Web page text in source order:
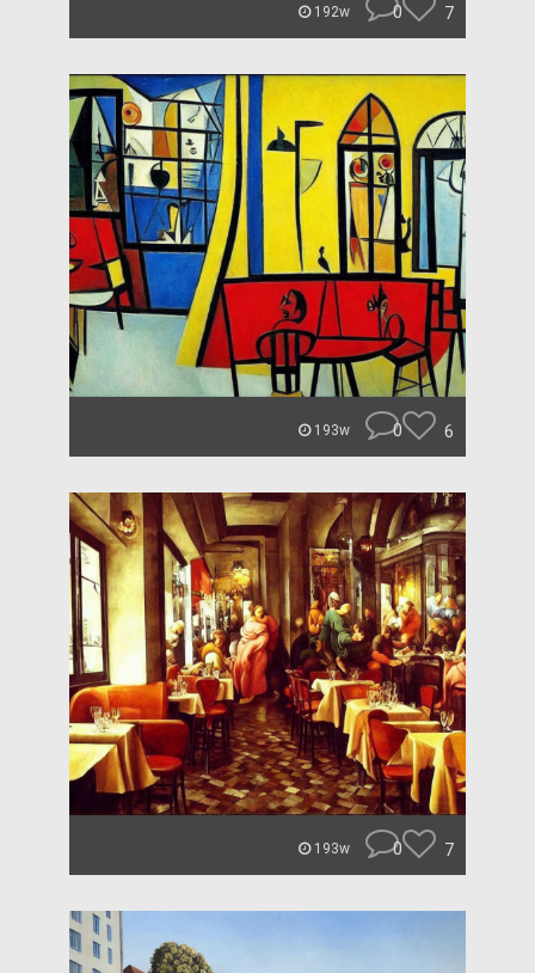
192w 0 7
193w 0 6
193w 0 7